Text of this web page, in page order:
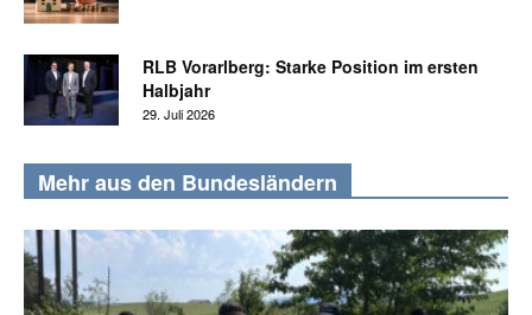
RLB Vorarlberg: Starke Position im ersten
Halbjahr
29. Juli 2026
Mehr aus den Bundesländern